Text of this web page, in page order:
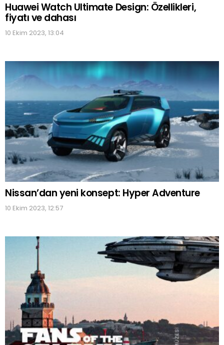
Huawei Watch Ultimate Design: Özellikleri,
fiyatı ve dahası
10 Ekim 2023, 13:04
Nissan’dan yeni konsept: Hyper Adventure
10 Ekim 2023, 12:57